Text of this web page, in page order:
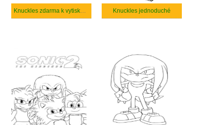
Knuckles zdarma k vytisknutí Knuckles jednoduché